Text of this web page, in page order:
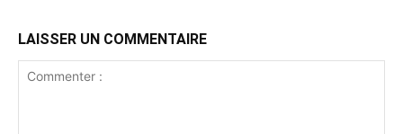
LAISSER UN COMMENTAIRE